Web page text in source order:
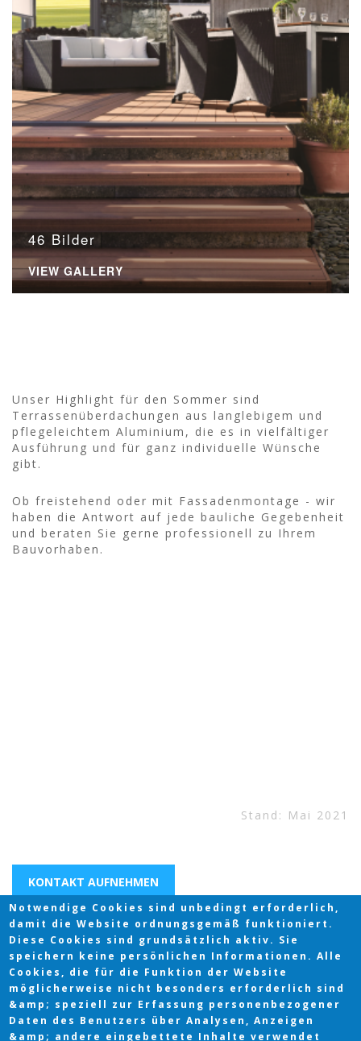
46 Bilder
VIEW GALLERY
Unser Highlight für den Sommer sind
Terrassenüberdachungen aus langlebigem und
pflegeleichtem Aluminium, die es in vielfältiger
Ausführung und für ganz individuelle Wünsche
gibt.
Ob freistehend oder mit Fassadenmontage - wir
haben die Antwort auf jede bauliche Gegebenheit
und beraten Sie gerne professionell zu Ihrem
Bauvorhaben.
Stand: Mai 2021
KONTAKT AUFNEHMEN
Notwendige Cookies sind unbedingt erforderlich,
damit die Website ordnungsgemäß funktioniert.
Diese Cookies sind grundsätzlich aktiv. Sie
speichern keine persönlichen Informationen. Alle
Cookies, die für die Funktion der Website
möglicherweise nicht besonders erforderlich sind
&amp; speziell zur Erfassung personenbezogener
Daten des Benutzers über Analysen, Anzeigen
&amp; andere eingebettete Inhalte verwendet